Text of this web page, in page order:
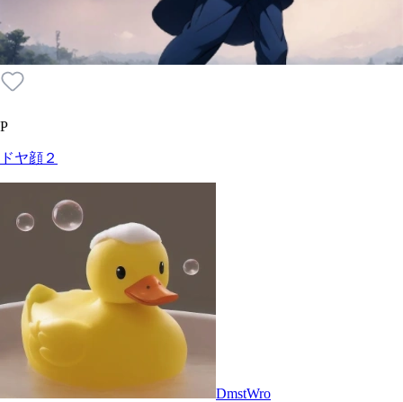
P
ドヤ顔２
DmstWro